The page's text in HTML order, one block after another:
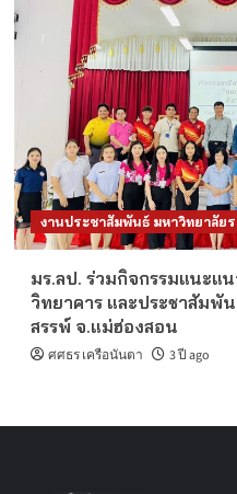
งานประชาสัมพันธ์ มหาวิทยาลัย
มร.ลป. ร่วมกิจกรรมแนะแ
วิทยาคาร และประชาสัมพั
สรรพ์ จ.แม่ฮ่องสอน
ศศธร เครือนันตา 3 ปี ago